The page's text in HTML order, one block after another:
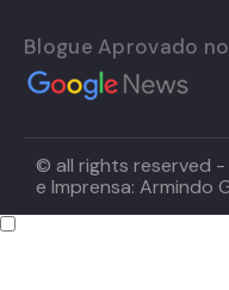
Blogue Aprovado no
© all rights reserved -
e Imprensa: Armindo